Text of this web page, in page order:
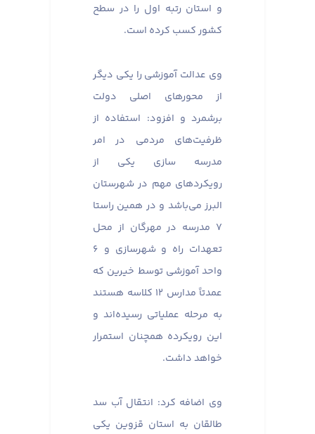
و استان رتبه اول را در سطح
کشور کسب کرده است.
وی عدالت آموزشی را یکی دیگر
از محورهای اصلی دولت
برشمرد و افزود: استفاده از
ظرفیت‌های مردمی در امر
مدرسه سازی یکی از
رویکردهای مهم در شهرستان
البرز می‌باشد و در همین راستا
۷ مدرسه در مهرگان از محل
تعهدات راه و شهرسازی و ۶
واحد آموزشی توسط خیرین که
عمدتاً مدارس ۱۲ کلاسه هستند
به مرحله عملیاتی رسیده‌اند و
این رویکرده همچنان استمرار
خواهد داشت.
وی اضافه کرد: انتقال آب سد
طالقان به استان قزوین یکی